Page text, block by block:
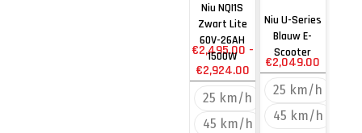
Niu NQI1S
Zwart Lite
60V-26AH
1500W
€2,495.00 -
€2,924.00
25 km/h
45 km/h
Niu U-Series
Blauw E-
Scooter
€2,049.00
25 km/h
45 km/h